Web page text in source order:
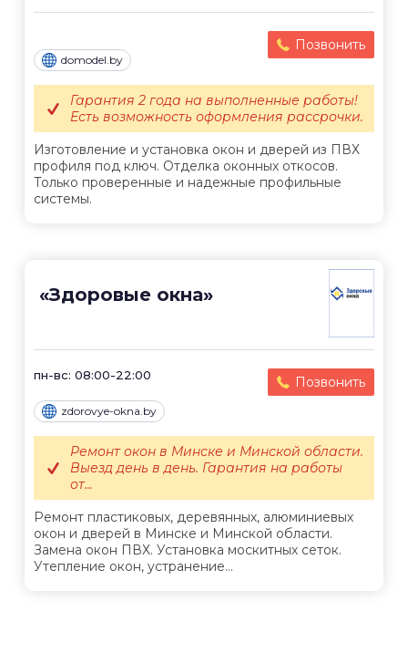
Позвонить
domodel.by
Изготовление и установка окон и дверей из ПВХ
профиля под ключ. Отделка оконных откосов.
Только проверенные и надежные профильные
системы.
Гарантия 2 года на выполненные работы!
Есть возможность оформления рассрочки.
«Здоровые окна»
пн-вс: 08:00-22:00 Позвонить
zdorovye-okna.by
Ремонт пластиковых, деревянных, алюминиевых
окон и дверей в Минске и Минской области.
Замена окон ПВХ. Установка москитных сеток.
Утепление окон, устранение...
Ремонт окон в Минске и Минской области.
Выезд день в день. Гарантия на работы
от...